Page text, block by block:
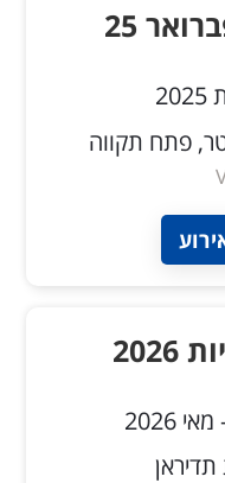
פתח תקווה
2026
תדיראן